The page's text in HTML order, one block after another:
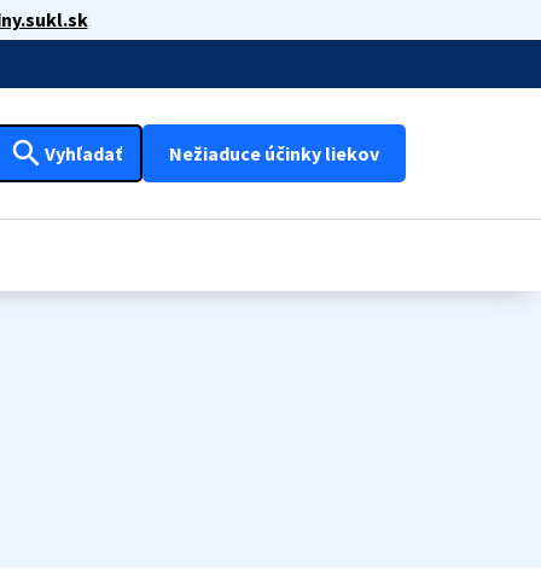
search Vyhľadať Nežiaduce účinky liekov